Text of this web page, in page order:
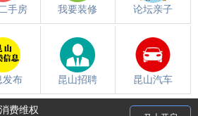
手房 我要装修 论坛亲子
发布 昆山招聘 昆山汽车
就下载个昆山论坛APP吧~~
费维权